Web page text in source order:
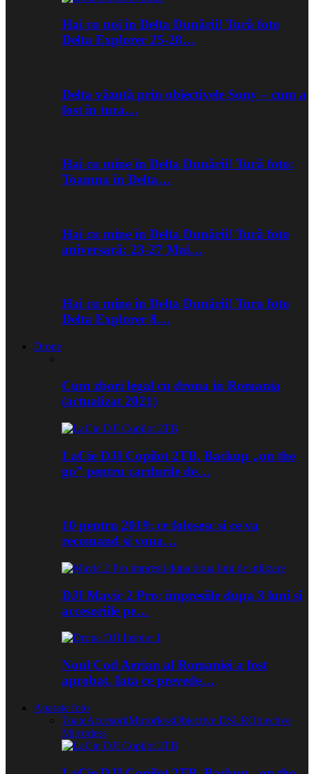
Hai cu noi în Delta Dunării! Tură foto
Delta Explorer 25-28…
Delta văzută prin obiectivele Sony – cum a
fost în tura…
Hai cu mine în Delta Dunării! Tură foto:
Toamna în Delta…
Hai cu mine în Delta Dunării! Tură foto
aniversară: 23-27 Mai…
Hai cu mine în Delta Dunării! Tura foto
Delta Explorer 8…
Drone
Cum zbori legal cu drona in Romania
(actualizat 2021)
LaCie DJI Copilot 2TB. Backup „on the
go” pentru cardurile de…
10 pentru 2019: ce folosesc si ce va
recomand si voua…
DJI Mavic 2 Pro: impresiile dupa 3 luni si
accesoriile pe…
Noul Cod Aerian al Romaniei a fost
aprobat. Iata ce prevede…
Aparate foto
ToateAccesoriiMirrorlessObiective DSLRObiective
Mirrorless